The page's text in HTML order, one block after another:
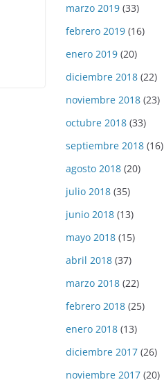
marzo 2019 (33)
febrero 2019 (16)
enero 2019 (20)
diciembre 2018 (22)
noviembre 2018 (23)
octubre 2018 (33)
septiembre 2018 (16)
agosto 2018 (20)
julio 2018 (35)
junio 2018 (13)
mayo 2018 (15)
abril 2018 (37)
marzo 2018 (22)
febrero 2018 (25)
enero 2018 (13)
diciembre 2017 (26)
noviembre 2017 (20)